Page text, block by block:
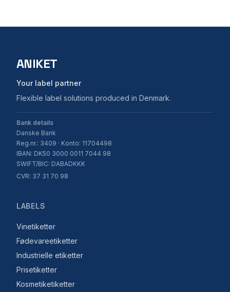
ANIKET
Your label partner
Flexible label solutions produced in Denmark.
Bank details
Danske Bank
Reg.nr.: 3409 · Konto: 11704498
IBAN: DK50 3000 0011 7044 98
SWIFT/BIC: DABADKKK
CVR: 37 31 70 98
LABELS
Vinetiketter
Fødevareetiketter
Industrielle etiketter
Prisetiketter
Kosmetiketiketter